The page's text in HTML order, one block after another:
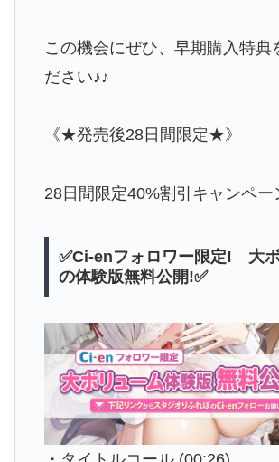
この機会にぜひ、早期購入特典
ださい♪♪
《★発売後28日間限定★》
28日間限定40%割引キャンペー
✅Ci-enフォロワー限定! 大
の体験版無料公開!✅